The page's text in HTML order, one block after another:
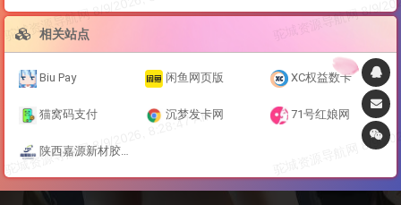
相关站点
Biu Pay 闲鱼网页版 XC权益数卡
猫窝码支付 沉梦发卡网 71号红娘网
陕西嘉源新材胶带工厂